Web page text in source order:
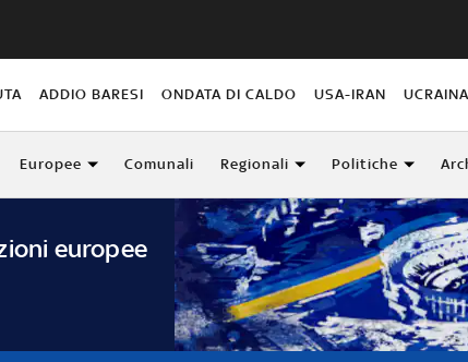
ADDIO BARESI ONDATA DI CALDO USA-IRAN UCRAINA
Europee Comunali Regionali Politiche
europee